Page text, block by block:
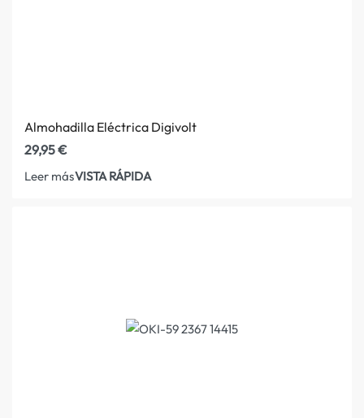
Almohadilla Eléctrica Digivolt
29,95€
Leer másVISTA RÁPIDA